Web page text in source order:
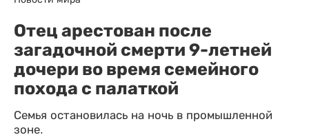
Отец арестован после
загадочной смерти 9-летней
дочери во время семейного
похода с палаткой
Семья остановилась на ночь в промышленной
зоне.